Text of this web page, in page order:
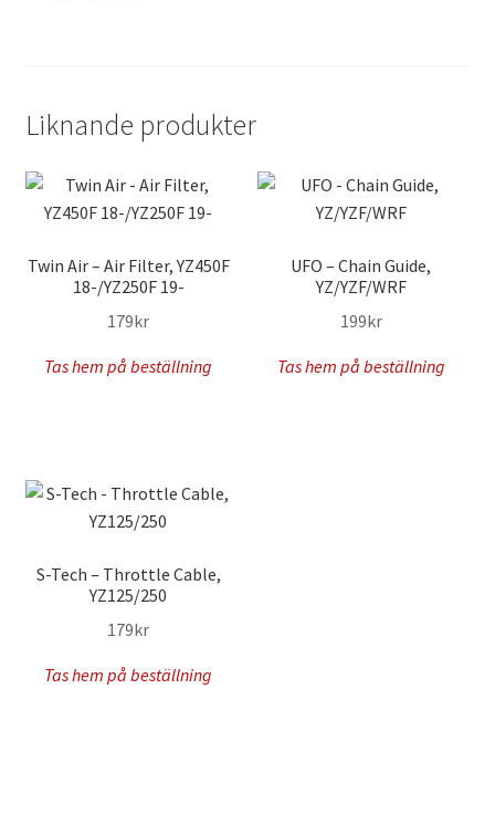
Liknande produkter
Twin Air – Air Filter, YZ450F
18-/YZ250F 19-
179kr
Tas hem på beställning
UFO – Chain Guide,
YZ/YZF/WRF
199kr
Tas hem på beställning
S-Tech – Throttle Cable,
YZ125/250
179kr
Tas hem på beställning